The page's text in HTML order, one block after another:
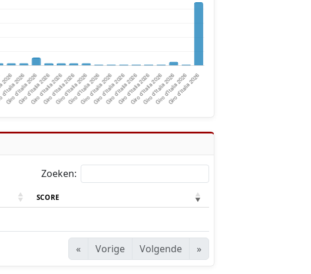
Zoeken:
SCORE
« Vorige Volgende »